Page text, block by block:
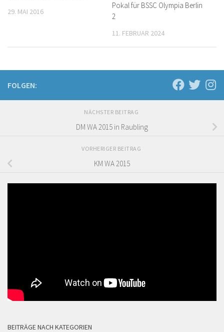
29. MAI 2016
Pokal für BSSC Olympia Berlin
2
11. FEBRUAR 2024
FOLGEN:
NÄCHSTER BEITRAG
DM WA 2015 in Raubling
VORHERIGER BEITRAG
KM WA 2015
BEITRÄGE NACH KATEGORIEN